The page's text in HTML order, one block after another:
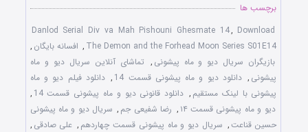
برچسب ها
Danlod Serial Div va Mah Pishouni Ghesmate 14, Download
The Demon and the Forhead Moon Series S01E14
, افسانه بایگان ,
بازیگران سریال دیو و ماه پیشونی , تماشای آنلاین سریال دیو و ماه
پیشونی , دانلود دیو و ماه پیشونی قسمت 14 , دانلود فیلم دیو و ماه
پیشونی با لینک مستقیم , دانلود قانونی دیو و ماه پیشونی قسمت 14
,
دیو و ماه پیشونی قسمت ۱۴
, رضا شفیعی جم , سریال دیو و ماه پیشونی
حسین قناعت, سریال دیو و ماه پیشونی قسمت چهاردهم , علی صادقی ,